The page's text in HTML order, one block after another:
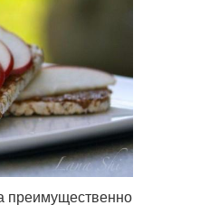
преимущественно